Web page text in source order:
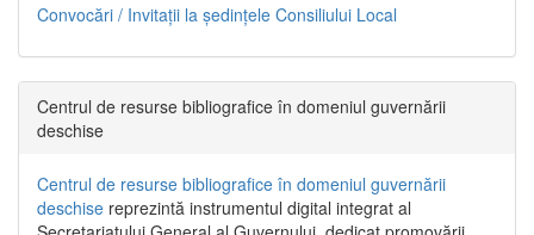
Convocări / Invitaţii la şedinţele Consiliului Local
Centrul de resurse bibliografice în domeniul guvernării
deschise
Centrul de resurse bibliografice în domeniul guvernării
deschise reprezintă instrumentul digital integrat al